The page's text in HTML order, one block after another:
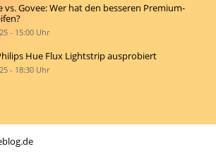
vs. Govee: Wer hat den besseren Premium-
- 15:00 Uhr
Hue Flux Lightstrip ausprobiert
- 18:30 Uhr